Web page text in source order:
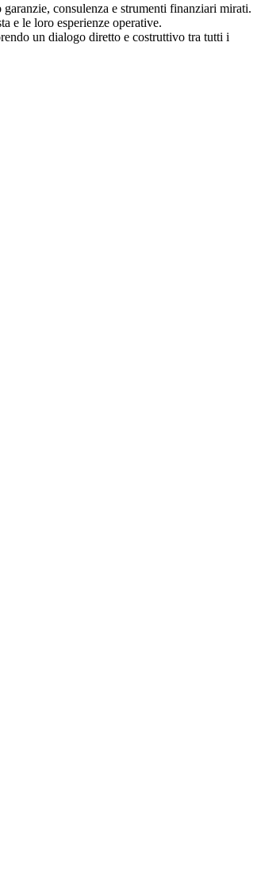
consulenza e strumenti finanziari mirati.
e le loro esperienze operative.
un dialogo diretto e costruttivo tra tutti i